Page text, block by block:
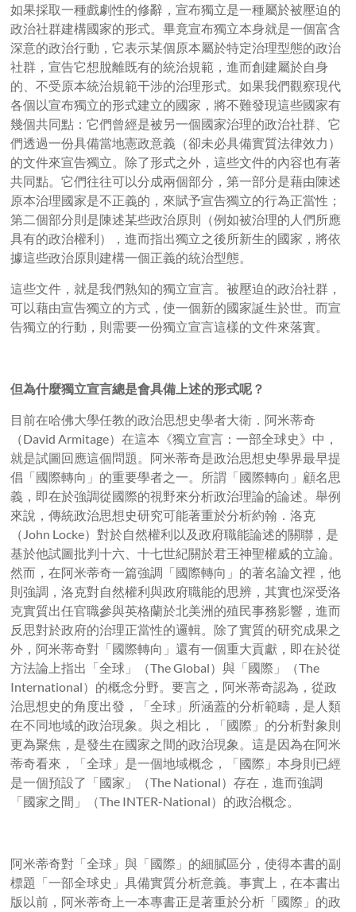
如果採取一種戲劇性的修辭，宣布獨立是一種屬於被壓迫的
政治社群建構國家的形式。畢竟宣布獨立本身就是一個富含
深意的政治行動，它表示某個原本屬於特定治理型態的政治
社群，宣告它想脫離既有的統治規範，進而創建屬於自身
的、不受原本統治規範干涉的治理形式。如果我們觀察現代
各個以宣布獨立的形式建立的國家，將不難發現這些國家有
幾個共同點：它們曾經是被另一個國家治理的政治社群、它
們透過一份具備當地憲政意義（卻未必具備實質法律效力）
的文件來宣告獨立。除了形式之外，這些文件的內容也有著
共同點。它們往往可以分成兩個部分，第一部分是藉由陳述
原本治理國家是不正義的，來賦予宣告獨立的行為正當性；
第二個部分則是陳述某些政治原則（例如被治理的人們所應
具有的政治權利），進而指出獨立之後所新生的國家，將依
據這些政治原則建構一個正義的統治型態。
這些文件，就是我們熟知的獨立宣言。被壓迫的政治社群，
可以藉由宣告獨立的方式，使一個新的國家誕生於世。而宣
告獨立的行動，則需要一份獨立宣言這樣的文件來落實。
但為什麼獨立宣言總是會具備上述的形式呢？
目前在哈佛大學任教的政治思想史學者大衛．阿米蒂奇
（David Armitage）在這本《獨立宣言：一部全球史》中，
就是試圖回應這個問題。阿米蒂奇是政治思想史學界最早提
倡「國際轉向」的重要學者之一。所謂「國際轉向」顧名思
義，即在於強調從國際的視野來分析政治理論的論述。舉例
來說，傳統政治思想史研究可能著重於分析約翰．洛克
（John Locke）對於自然權利以及政府職能論述的關聯，是
基於他試圖批判十六、十七世紀關於君王神聖權威的立論。
然而，在阿米蒂奇一篇強調「國際轉向」的著名論文裡，他
則強調，洛克對自然權利與政府職能的思辨，其實也深受洛
克實質出任官職參與英格蘭於北美洲的殖民事務影響，進而
反思對於政府的治理正當性的邏輯。除了實質的研究成果之
外，阿米蒂奇對「國際轉向」還有一個重大貢獻，即在於從
方法論上指出「全球」（The Global）與「國際」（The
International）的概念分野。要言之，阿米蒂奇認為，從政
治思想史的角度出發，「全球」所涵蓋的分析範疇，是人類
在不同地域的政治現象。與之相比，「國際」的分析對象則
更為聚焦，是發生在國家之間的政治現象。這是因為在阿米
蒂奇看來，「全球」是一個地域概念，「國際」本身則已經
是一個預設了「國家」（The National）存在，進而強調
「國家之間」（The INTER-National）的政治概念。
阿米蒂奇對「全球」與「國際」的細膩區分，使得本書的副
標題「一部全球史」具備實質分析意義。事實上，在本書出
版以前，阿米蒂奇上一本專書正是著重於分析「國際」的政